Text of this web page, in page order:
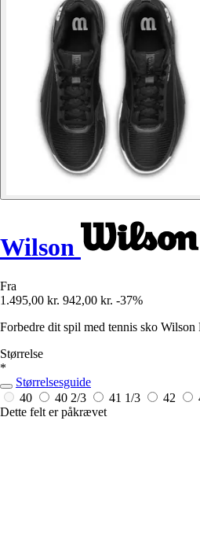
Wilson
Fra
1.495,00 kr. 942,00 kr. -37%
Forbedre dit spil med tennis sko
Størrelse
*
Størrelsesguide
40
40 2/3 41 1/3 42
Dette felt er påkrævet